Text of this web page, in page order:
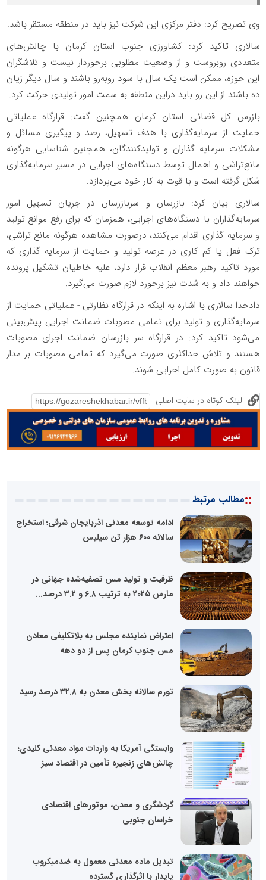
وی تصریح کرد: دفتر مرکزی این شرکت نیز باید در منطقه مستقر باشد.
سالاری تاکید کرد: کشاورزی جنوب استان کرمان با چالش‌های
متعددی روبروست و از وضعیت مطلوبی برخوردار نیست و تلاشگران
این حوزه، ممکن است یک سال با سود رو‌به‌رو باشند و سال دیگر زیان
ده باشند از این رو باید دراین منطقه به سمت امور تولیدی حرکت کرد.
بازرس کل قضائی استان کرمان همچنین گفت: قرارگاه عملیاتی
حمایت از سرمایه‌گذاری با هدف تسهیل، رصد و پیگیری مسائل و
مشکلات سرمایه گذاران و تولیدکنندگان، همچنین شناسایی هرگونه
مانع‌تراشی و اهمال توسط دستگاه‌های اجرایی در مسیر سرمایه‌گذاری
شکل گرفته است و با قوت به کار خود می‌پردازد.
سالاری بیان کرد: بازرسان و سربازرسان در جریان تسهیل امور
سرمایه‌گذاران با دستگاه‌های اجرایی، همزمان که برای رفع موانع تولید
و سرمایه گذاری اقدام می‌کنند، درصورت مشاهده هرگونه مانع تراشی،
ترک فعل یا کم کاری در عرصه تولید و حمایت از سرمایه گذاری که
مورد تاکید رهبر معظم انقلاب قرار دارد، علیه خاطیان تشکیل پرونده
خواهند داد و به شدت نیز برخورد لازم صورت می‌گیرد.
دادخدا سالاری با اشاره به اینکه در قرارگاه نظارتی - عملیاتی حمایت از
سرمایه‌گذاری و تولید برای تمامی مصوبات ضمانت اجرایی پیش‌بینی
می‌شود تاکید کرد: در قرارگاه سر بازرسان ضمانت اجرای مصوبات
هستند و تلاش حداکثری صورت می‌گیرد که تمامی مصوبات بر مدار
قانون به صورت کامل اجرایی شوند.
لینک کوتاه در سایت اصلی
::مطالب مرتبط
ادامه توسعه معدنی اذربایجان شرقی؛ استخراج
سالانه ۶۰۰ هزار تن سیلیس
ظرفیت و تولید مس تصفیه‌شده جهانی در
مارس ۲۰۲۵ به ترتیب ۶.۸ و ۳.۲ درصد...
اعتراض نماینده مجلس به بلاتکلیفی معادن
مس جنوب کرمان پس از دو دهه
تورم سالانه بخش معدن به ۳۲.۸ درصد رسید
وابستگی آمریکا به واردات مواد معدنی کلیدی؛
چالش‌های زنجیره تأمین در اقتصاد سبز
گردشگری و معدن، موتورهای اقتصادی
خراسان جنوبی
تبدیل ماده معدنی معمول به ضدمیکروب
پایدار با اثرگذاری گسترده